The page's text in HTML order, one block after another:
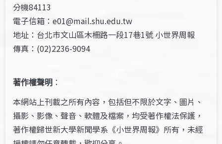
分機84113
電子信箱：e01@mail.shu.edu.tw
地址：台北市文山區木柵路一段17巷1號 小世界周報
傳真：(02)2236-9094
著作權聲明 ：
本網站上刊載之所有內容，包括但不限於文字、圖片、
攝影、影像、聲音、軟體及檔案，均受著作權法保護，
著作權歸世新大學新聞學系《小世界周報》所有，未經